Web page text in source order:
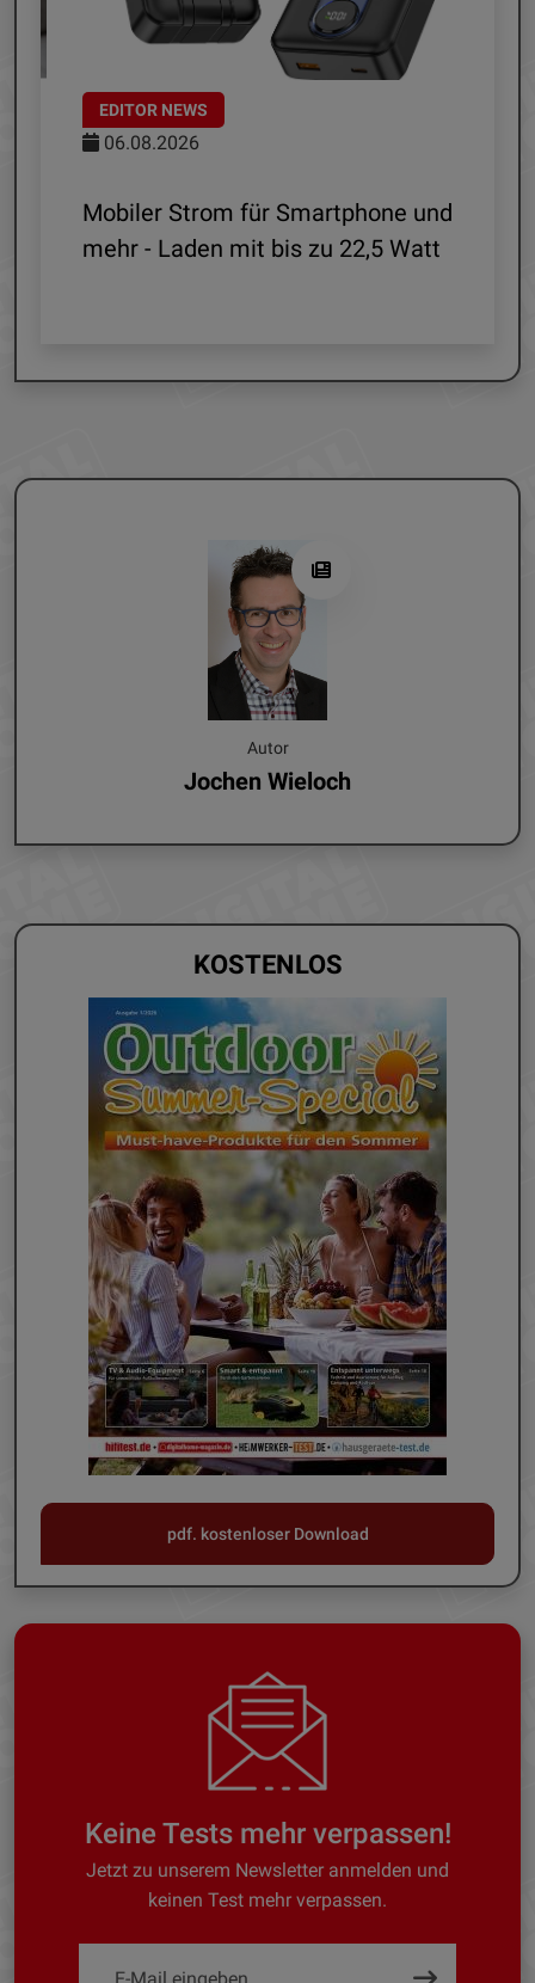
EDITOR NEWS
06.08.2026
Mobiler Strom für Smartphone und
mehr - Laden mit bis zu 22,5 Watt
Autor
Jochen Wieloch
KOSTENLOS
pdf. kostenloser Download
Keine Tests mehr verpassen!
Jetzt zu unserem Newsletter anmelden und
keinen Test mehr verpassen.